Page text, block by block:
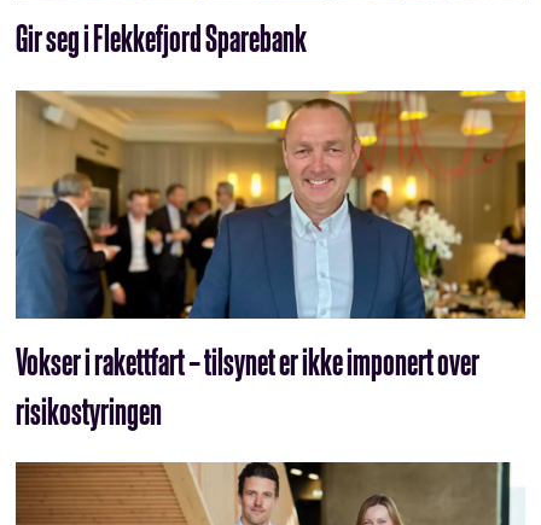
Gir seg i Flekkefjord Sparebank
Vokser i rakettfart – tilsynet er ikke imponert over
risikostyringen